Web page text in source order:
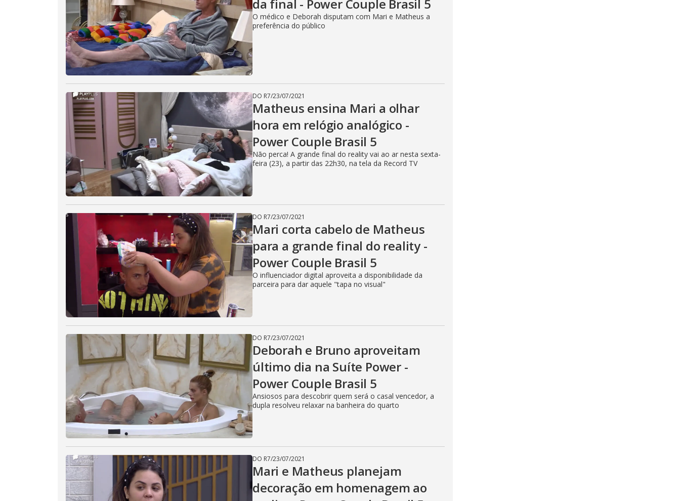
da final - Power Couple Brasil 5
O médico e Deborah disputam com Mari e Matheus a
preferência do público
DO R7/23/07/2021
Matheus ensina Mari a olhar
hora em relógio analógico -
Power Couple Brasil 5
Não perca! A grande final do reality vai ao ar nesta sexta-
feira (23), a partir das 22h30, na tela da Record TV
DO R7/23/07/2021
Mari corta cabelo de Matheus
para a grande final do reality -
Power Couple Brasil 5
O influenciador digital aproveita a disponibilidade da
parceira para dar aquele "tapa no visual"
DO R7/23/07/2021
Deborah e Bruno aproveitam
último dia na Suíte Power -
Power Couple Brasil 5
Ansiosos para descobrir quem será o casal vencedor, a
dupla resolveu relaxar na banheira do quarto
DO R7/23/07/2021
Mari e Matheus planejam
decoração em homenagem ao